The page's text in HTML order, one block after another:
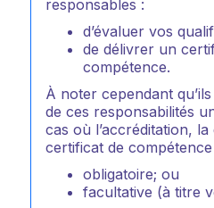
responsables :
d’évaluer vos
de délivrer un
compétence.
À noter cependant
de ces responsabilités
cas où l’accréditation,
certificat de
obligatoire; ou
facultative (à titre